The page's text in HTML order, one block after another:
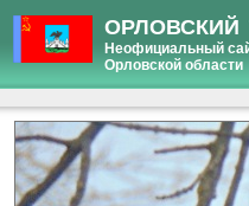
ОРЛОВСКИЙ
Неофициальный
Орловской области